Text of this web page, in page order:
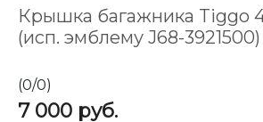
Крышка багажника Tiggo 4
(исп. эмблему J68-3921500)
(0/0)
7 000 руб.